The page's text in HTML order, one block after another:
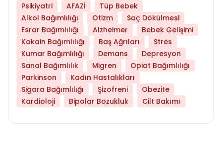
Psikiyatri AFAZİ
Tüp Bebek
Alkol Bağımlılığı
Otizm
Saç Dökülmesi
Esrar Bağımlılığı
Alzheimer
Bebek Gelişimi
Kokain Bağımlılığı
Baş Ağrıları
Stres
Kumar Bağımlılığı
Demans
Depresyon
Sanal Bağımlılık
Migren
Opiat Bağımlılığı
Parkinson
Kadın Hastalıkları
Sigara Bağımlılığı
Şizofreni
Obezite
Kardioloji
Bipolar Bozukluk Cilt Bakımı